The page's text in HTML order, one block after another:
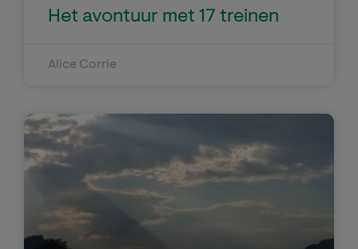
Het avontuur met 17 treinen
Alice Corrie